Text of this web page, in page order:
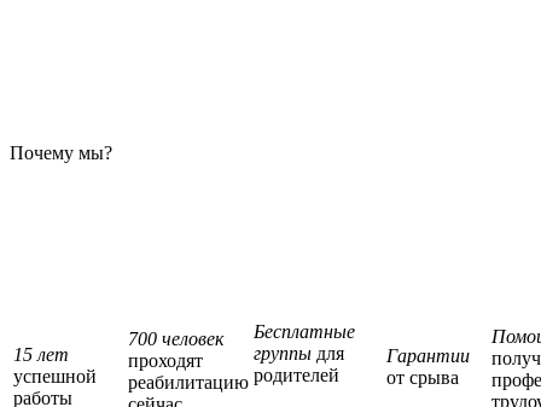
Почему мы?
15 лет
успешной
работы
700 человек
проходят
реабилитацию
Бесплатные
группы для
родителей
Гарантии
от срыва